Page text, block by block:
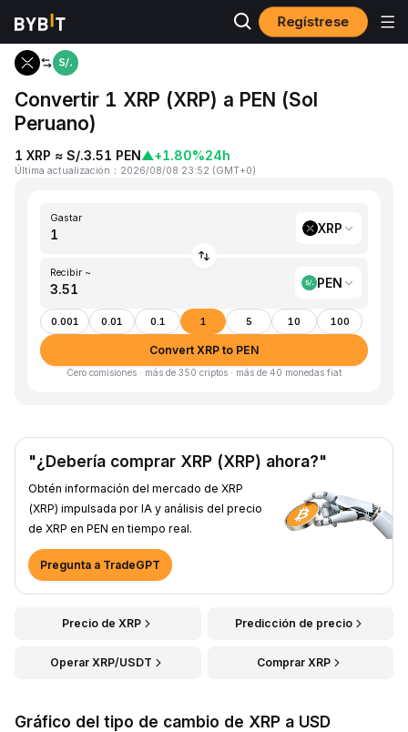
Regístrese
Inicio XRP to PEN
Convertir 1 XRP (XRP) a PEN (Sol
Peruano)
1 XRP ≈ S/.3.51 PEN▲+1.80%24h
Última actualización ： 2026/08/08 23:52 (GMT+0)
Gastar
XRP
Recibir ~
PEN
0.001 0.01 0.1 1 5 10 100
Convert XRP to PEN
Cero comisiones · más de 350 criptos · más de 40 monedas fiat
"¿Debería comprar XRP (XRP) ahora?"
Obtén información del mercado de XRP
(XRP) impulsada por IA y análisis del precio
de XRP en PEN en tiempo real.
Pregunta a TradeGPT
Precio de XRP Predicción de precio
Operar XRP/USDT Comprar XRP
Gráfico del tipo de cambio de XRP a USD